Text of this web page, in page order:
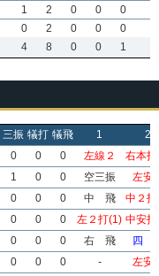
1 2 0 0 0
0 2 0 0 0
4 8 0 0 1
三振 犠打 犠飛 1
2
0 0 0 左線２
右本
1 0 0 空三振
左安
0 0 0 中 飛
中２
0 0 0 左２打(1) 中安
0 0 0 右 飛
四
0 0 0 -
左安